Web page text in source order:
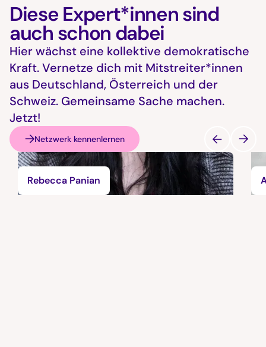
Diese Expert*innen sind
auch schon dabei
Hier wächst eine kollektive demokratische
Kraft. Vernetze dich mit Mitstreiter*innen
aus Deutschland, Österreich und der
Schweiz. Gemeinsame Sache machen.
Jetzt!
Netzwerk kennenlernen
Rebecca Panian